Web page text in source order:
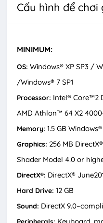
MINIMUM:
OS: Windows® XP SP3 /
/Windows® 7 SP1
Processor: Intel® Core™2
AMD Athlon™ 64 X2
Memory: 1.5 GB
Graphics: 256 MB
Shader Model 4.0 or
DirectX®: DirectX®
Hard Drive: 12 GB
Sound: DirectX